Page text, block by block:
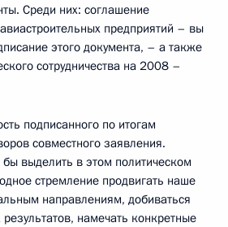
Среди них: соглашение
предприятий – вы
этого документа, – а также
сотрудничества на 2008 –
подписанного по итогам
совместного заявления.
бы выделить в этом политическом
стремление продвигать наше
направлениям, добиваться
намечать конкретные